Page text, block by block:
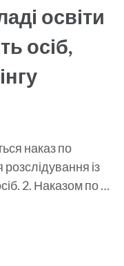
освіти
осіб,
наказ по
із
2. Наказом по …